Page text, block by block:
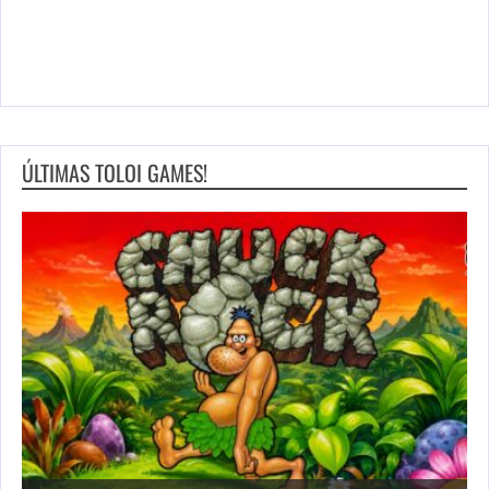
ÚLTIMAS TOLOI GAMES!